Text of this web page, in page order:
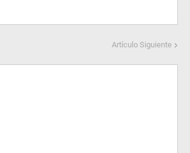
Artículo Siguiente